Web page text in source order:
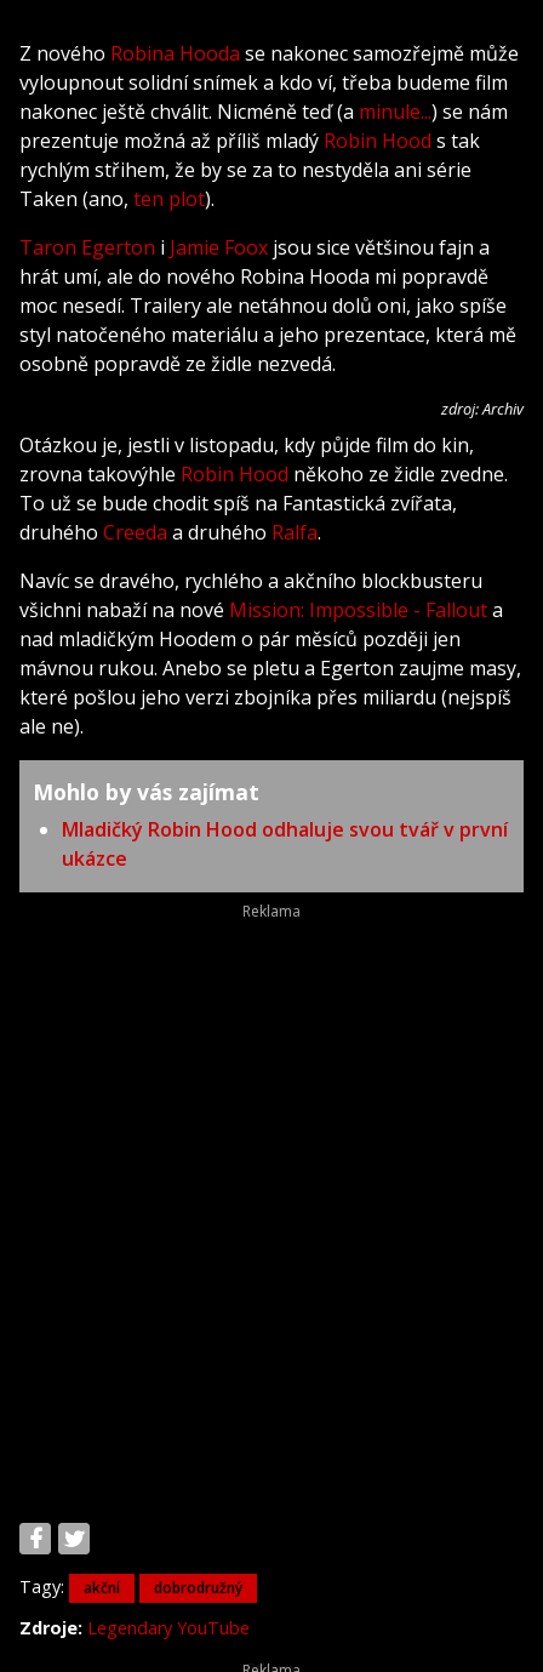
Z nového Robina Hooda se nakonec samozřejmě může
vyloupnout solidní snímek a kdo ví, třeba budeme film
nakonec ještě chválit. Nicméně teď (a minule...) se nám
prezentuje možná až příliš mladý Robin Hood s tak
rychlým střihem, že by se za to nestyděla ani série
Taken (ano, ten plot).
Taron Egerton i Jamie Foox jsou sice většinou fajn a
hrát umí, ale do nového Robina Hooda mi popravdě
moc nesedí. Trailery ale netáhnou dolů oni, jako spíše
styl natočeného materiálu a jeho prezentace, která mě
osobně popravdě ze židle nezvedá.
zdroj: Archiv
Otázkou je, jestli v listopadu, kdy půjde film do kin,
zrovna takovýhle Robin Hood někoho ze židle zvedne.
To už se bude chodit spíš na Fantastická zvířata,
druhého Creeda a druhého Ralfa.
Navíc se dravého, rychlého a akčního blockbusteru
všichni nabaží na nové Mission: Impossible - Fallouta
nad mladičkým Hoodem o pár měsíců později jen
mávnou rukou. Anebo se pletu a Egerton zaujme masy,
které pošlou jeho verzi zbojníka přes miliardu (nejspíš
ale ne).
Mohlo by vás zajímat
Mladičký Robin Hood odhaluje svou tvář v první
ukázce
Tagy: akční dobrodružný
Zdroje: Legendary YouTube